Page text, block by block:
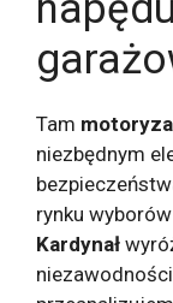
Tam
niezbędnym
rynku
Kardynał